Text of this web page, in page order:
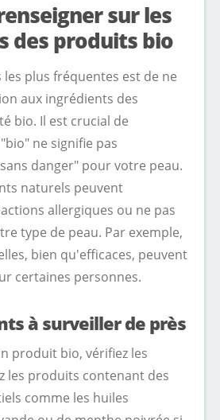
sur les
des produits bio
plus fréquentes est de ne
aux ingrédients des
bio. Il est crucial de
ne signifie pas
danger" pour votre peau.
naturels peuvent
allergiques ou ne pas
type de peau. Par exemple,
bien qu'efficaces, peuvent
certaines personnes.
à surveiller de près
produit bio, vérifiez les
les produits contenant des
comme les huiles